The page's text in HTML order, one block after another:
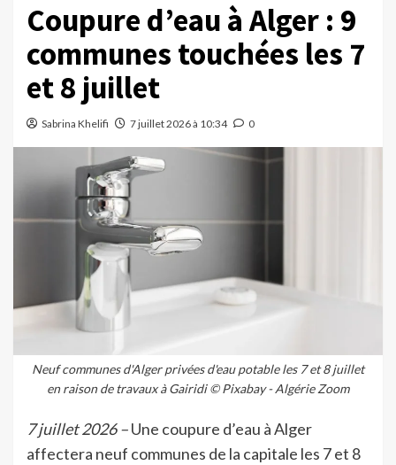
Coupure d’eau à Alger : 9
communes touchées les 7
et 8 juillet
Sabrina Khelifi 7 juillet 2026 à 10:34 0
Neuf communes d'Alger privées d'eau potable les 7 et 8 juillet
en raison de travaux à Gairidi © Pixabay - Algérie Zoom
7 juillet 2026 –Une coupure d’eau à Alger
affectera neuf communes de la capitale les 7 et 8